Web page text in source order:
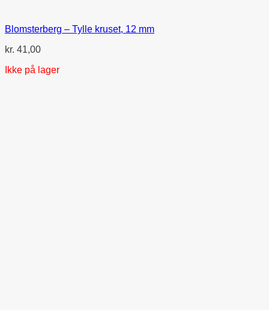
Blomsterberg – Tylle kruset, 12 mm
kr. 41,00
Ikke på lager